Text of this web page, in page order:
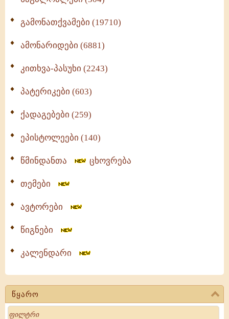
გამონათქვამები (19710)
ამონარიდები (6881)
კითხვა-პასუხი (2243)
პატერიკები (603)
ქადაგებები (259)
ეპისტოლეები (140)
წმინდანთა ცხოვრება
თემები
ავტორები
წიგნები
კალენდარი
წყარო
Search